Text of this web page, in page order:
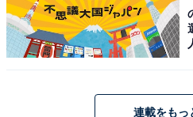
アクセス・料金・宿泊情報
連載をもっ